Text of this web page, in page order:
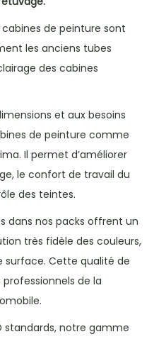
cabines de peinture sont
les anciens tubes
des cabines
et aux besoins
de peinture comme
Il permet d’améliorer
le confort de travail du
des teintes.
dans nos packs offrent un
très fidèle des couleurs,
surface. Cette qualité de
de la
standards, notre gamme